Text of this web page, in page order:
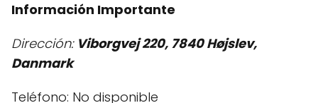
Información Importante
Dirección: Viborgvej 220, 7840 Højslev,
Danmark
Teléfono: No disponible